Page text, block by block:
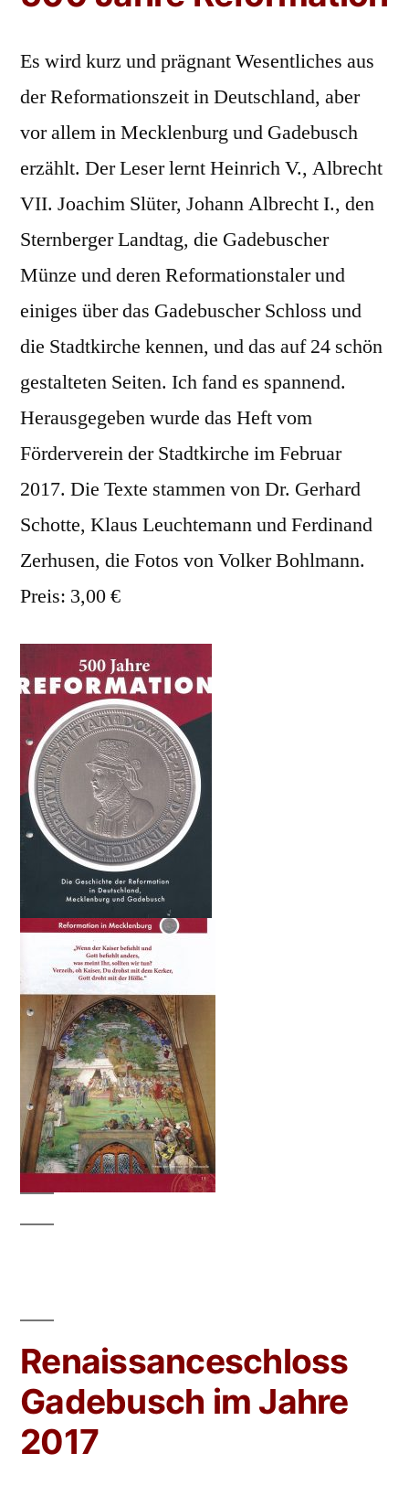
Es wird kurz und prägnant Wesentliches aus
der Reformationszeit in Deutschland, aber
vor allem in Mecklenburg und Gadebusch
erzählt. Der Leser lernt Heinrich V., Albrecht
VII. Joachim Slüter, Johann Albrecht I., den
Sternberger Landtag, die Gadebuscher
Münze und deren Reformationstaler und
einiges über das Gadebuscher Schloss und
die Stadtkirche kennen, und das auf 24 schön
gestalteten Seiten. Ich fand es spannend.
Herausgegeben wurde das Heft vom
Förderverein der Stadtkirche im Februar
2017. Die Texte stammen von Dr. Gerhard
Schotte, Klaus Leuchtemann und Ferdinand
Zerhusen, die Fotos von Volker Bohlmann.
Preis: 3,00 €
Renaissanceschloss
Gadebusch im Jahre
2017